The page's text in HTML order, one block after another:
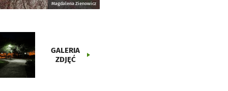
Magdalena Zienowicz
GALERIA
ZDJĘĆ